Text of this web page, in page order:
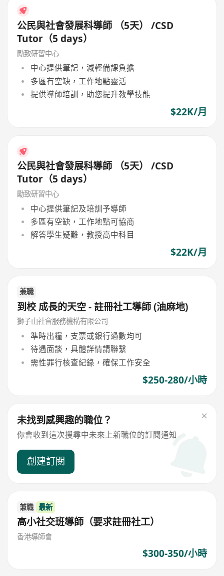
公民與社會發展科導師 （5天） /CSD
Tutor（5 days）
勵致研習中心
中心提供筆記，減輕備課負擔
多區有空缺，工作地點靈活
提供導師培訓，助您提升教學技能
$22K/月
公民與社會發展科導師 （5天） /CSD
Tutor（5 days）
勵致研習中心
中心提供筆記及培訓予導師
多區有空缺，工作地點可協商
解答學生疑難，教授高中科目
$22K/月
兼職
到校 成長的天空 - 註冊社工導師 (油麻地)
獅子山社會服務機構有限公司
準時出糧，支票或銀行過數均可
待遇面談，具體詳情請聯繫
需性罪行核查紀錄，確保工作安全
$250-280/小時
未找到感興趣的職位？
你會收到這次搜尋中未來上新職位的訂閱通知
創建訂閱
兼職 最新
高小社交班導師（要求註冊社工）
香港導師會
$300-350/小時